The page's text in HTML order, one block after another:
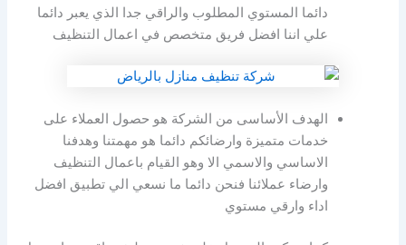
دائما المستوي المطلوب والراقي جدا الذي يعبر دائما
علي اننا افضل فريق متخصص في اعمال التنظيف
الهدف الأساسى من الشركة هو حصول العملاء على
خدمات متميزة وارضائكم دائما هو مهمتنا وهدفنا
الاساسي والاسمي الا وهو القيام باعمال التنظيف
وارضاء عملائنا فنحن دائما ما نسعي الي تطبيق افضل
اداء وارقي مستوي